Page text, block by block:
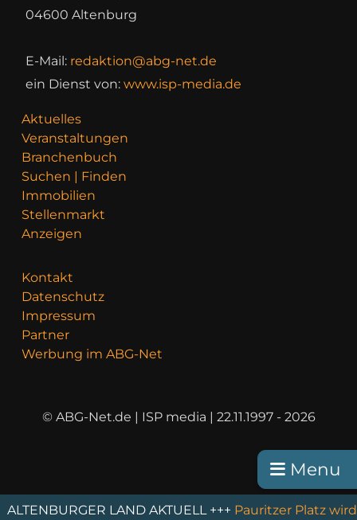
Menu
04600 Altenburg
E-Mail: redaktion@abg-net.de
ein Dienst von: www.isp-media.de
Aktuelles
Veranstaltungen
Branchenbuch
Suchen | Finden
Immobilien
Stellenmarkt
Anzeigen
Kontakt
Datenschutz
Impressum
Partner
Werbung im ABG-Net
© ABG-Net.de | ISP media | 22.11.1997 - 2026
LAND AKTUELL +++Pauritzer Platz wird